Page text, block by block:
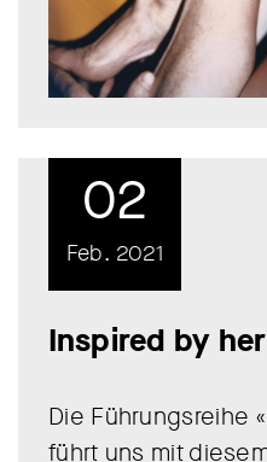
02
Feb. 2021
Inspired by
Die Führungsreihe
führt uns mit